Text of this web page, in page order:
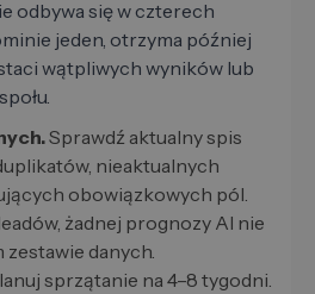
odbywa się w czterech
jeden, otrzyma później
wątpliwych wyników lub
Sprawdź aktualny spis
nieaktualnych
obowiązkowych pól.
żadnej prognozy AI nie
zestawie danych.
sprzątanie na 4–8 tygodni.